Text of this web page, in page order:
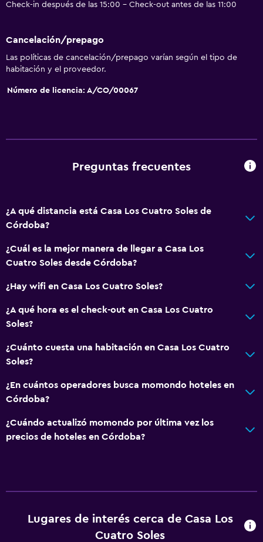
Check-in después de las 15:00 - Check-out antes de las 11:00
Cancelación/prepago
Las políticas de cancelación/prepago varían según el tipo de
habitación y el proveedor.
Número de licencia: A/CO/00067
Preguntas frecuentes
¿A qué distancia está Casa Los Cuatro Soles de
Córdoba?
¿Cuál es la mejor manera de llegar a Casa Los
Cuatro Soles desde Córdoba?
¿Hay wifi en Casa Los Cuatro Soles?
¿A qué hora es el check-out en Casa Los Cuatro
Soles?
¿Cuánto cuesta una habitación en Casa Los Cuatro
Soles?
¿En cuántos operadores busca momondo hoteles en
Córdoba?
¿Cuándo actualizó momondo por última vez los
precios de hoteles en Córdoba?
Lugares de interés cerca de Casa Los
Cuatro Soles